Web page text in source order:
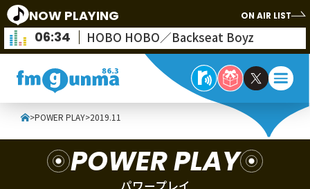
NOW PLAYING ON AIR LIST
06:34 HOBO HOBO／Backseat Boyz
>POWER PLAY>2019.11
POWER PLAY
パワープレイ